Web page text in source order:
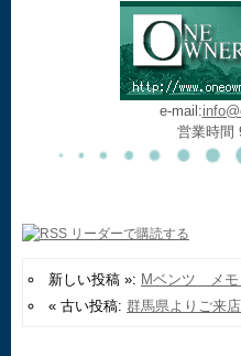
e-mail:
営業時間
新しい投稿 »: Mベンツ メモ
« 古い投稿: 群馬県よりご来